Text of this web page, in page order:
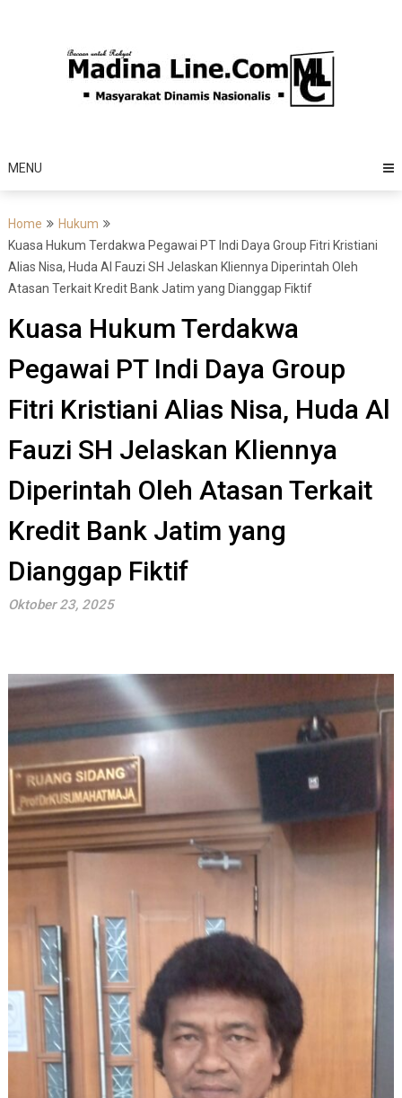
MENU
Home
Hukum
Kuasa Hukum Terdakwa Pegawai PT Indi Daya Group Fitri Kristiani
Alias Nisa, Huda Al Fauzi SH Jelaskan Kliennya Diperintah Oleh
Atasan Terkait Kredit Bank Jatim yang Dianggap Fiktif
Kuasa Hukum Terdakwa
Pegawai PT Indi Daya Group
Fitri Kristiani Alias Nisa, Huda Al
Fauzi SH Jelaskan Kliennya
Diperintah Oleh Atasan Terkait
Kredit Bank Jatim yang
Dianggap Fiktif
Oktober 23, 2025